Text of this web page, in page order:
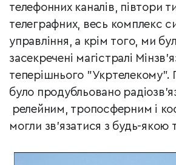
телефонних каналів, півтори
телеграфних, весь комплекс
управління, а крім того, ми
засекречені магістралі
теперішнього "Укртелекому".
було продубльовано
релейним, тропосферним і
могли зв’язатися з будь-якою